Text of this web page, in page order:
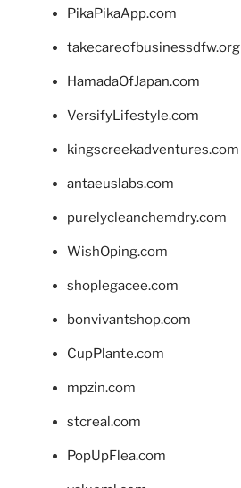
PikaPikaApp.com
takecareofbusinessdfw.org
HamadaOfJapan.com
VersifyLifestyle.com
kingscreekadventures.com
antaeuslabs.com
purelycleanchemdry.com
WishOping.com
shoplegacee.com
bonvivantshop.com
CupPlante.com
mpzin.com
stcreal.com
PopUpFlea.com